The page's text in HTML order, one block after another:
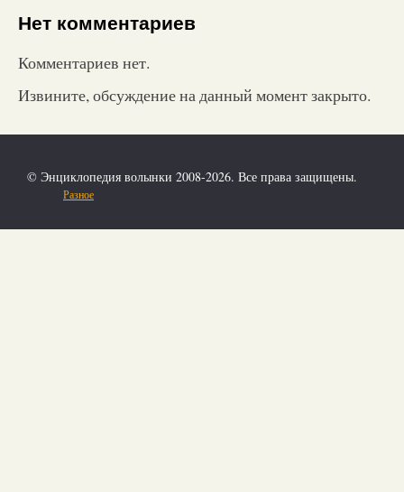
Нет комментариев
Комментариев нет.
Извините, обсуждение на данный момент закрыто.
© Энциклопедия волынки 2008-2026. Все права защищены.
Разное